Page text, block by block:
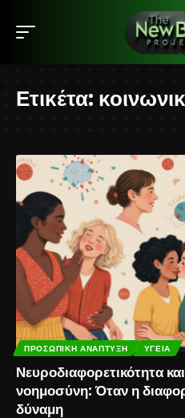
Ετικέτα:
ΠΡΟΣΩΠΙΚΉ ΑΝΆΠΤΥΞΗ ΥΓΕΊΑ
Νευροδιαφορετικότητα
νοημοσύνη: Όταν η
δύναμη